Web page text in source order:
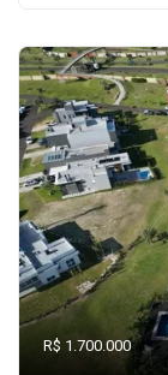
R$ 1.700.000